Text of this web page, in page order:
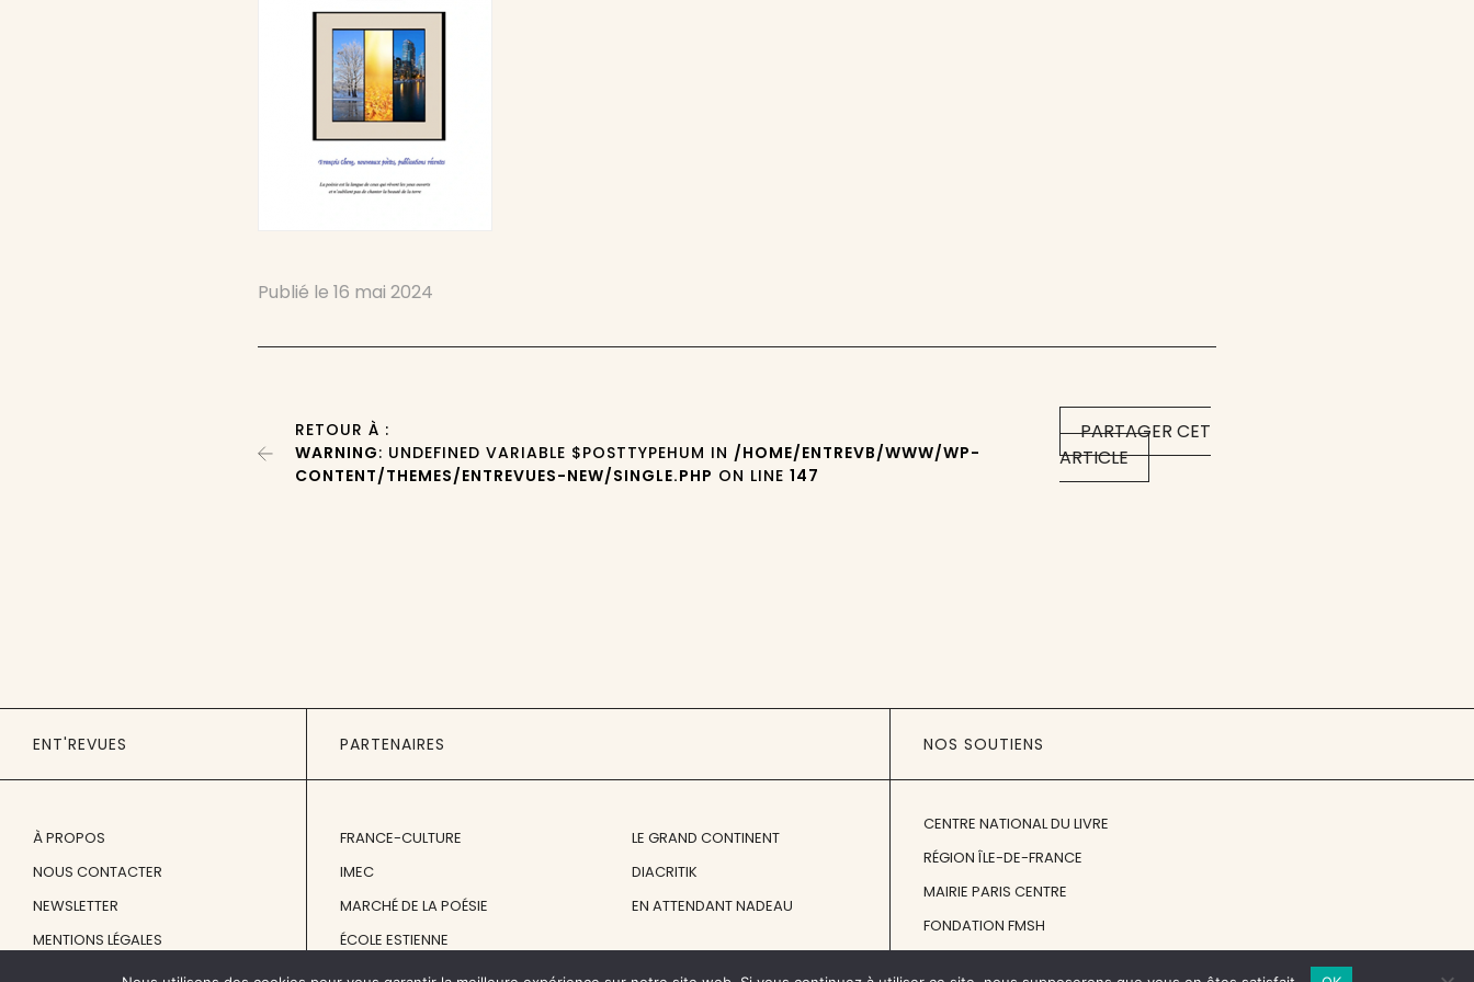
Publié le16 mai 2024
PARTAGER CET
ARTICLE
RETOUR À :
WARNING: UNDEFINED VARIABLE $POSTTYPEHUM IN /HOME/ENTREVB/WWW/WP-
CONTENT/THEMES/ENTREVUES-NEW/SINGLE.PHP ON LINE147
ENT'REVUES
À PROPOS
NOUS CONTACTER
NEWSLETTER
MENTIONS LÉGALES
PARTENAIRES
FRANCE-CULTURE
IMEC
MARCHÉ DE LA POÉSIE
ÉCOLE ESTIENNE
LE GRAND CONTINENT
DIACRITIK
EN ATTENDANT NADEAU
NOS SOUTIENS
CENTRE NATIONAL DU LIVRE
RÉGION ÎLE-DE-FRANCE
MAIRIE PARIS CENTRE
FONDATION FMSH